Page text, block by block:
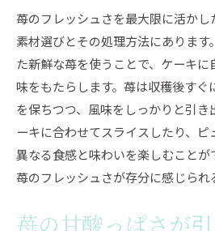
愛知県の苺ケーキで感じ
地元愛知県の新鮮な苺を堪能
新鮮な苺ケーキが楽しめ
地元の苺を堪能するため
愛知県産苺を使ったケー
苺ケーキと愛知の季節の
苺が主役のケーキで愛知
苺が主役愛知県のケーキで味
苺のフレッシュさを最大限に活かし
素材選びとその処理方法にありま
た新鮮な苺を使うことで、ケーキ
味をもたらします。苺は収穫後すぐ
を保ちつつ、風味をしっかりと引き
ーキに合わせてスライスしたり、ピ
異なる食感と味わいを楽しむことが
苺のフレッシュさが存分に感じられ